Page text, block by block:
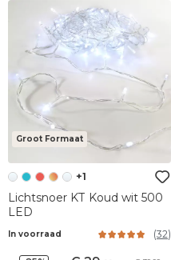
Groot Formaat
+1
Lichtsnoer KT Koud wit 500
LED
In voorraad (32)